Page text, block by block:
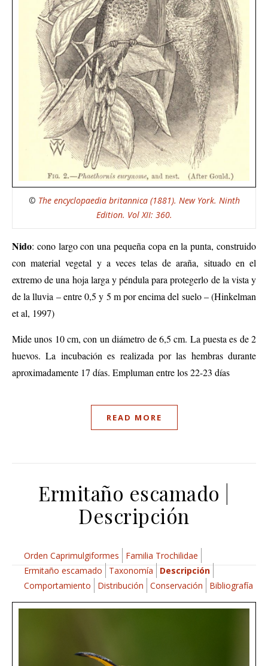
© The encyclopaedia britannica (1881). New York. Ninth
Edition. Vol XII: 360.
Nido: cono largo con una pequeña copa en la punta,construido
con material vegetal y a veces telas de araña, situado enel
extremode una hoja larga y péndula para protegerlo de la vista y
de la lluvia – entre 0,5 y 5 m por encima del suelo – (Hinkelman
et al, 1997)
Mide unos 10 cm, con un diámetro de 6,5 cm. La puesta es de 2
huevos. La incubación es realizada por las hembras durante
aproximadamente 17 días. Empluman entre los 22-23 días
READ MORE
Ermitaño escamado |
Descripción
Orden Caprimulgiformes
Familia Trochilidae
Ermitaño escamado
Taxonomía
Descripción
Comportamiento
Distribución Conservación Bibliografía